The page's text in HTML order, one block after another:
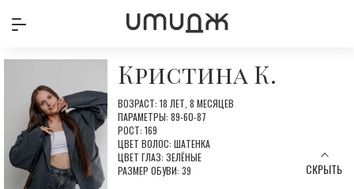
Кристина К.
ВОЗРАСТ: 18 ЛЕТ, 8 МЕСЯЦЕВ
ПАРАМЕТРЫ: 89-60-87
РОСТ: 169
ЦВЕТ ВОЛОС: ШАТЕНКА
ЦВЕТ ГЛАЗ: ЗЕЛЁНЫЕ
РАЗМЕР ОБУВИ: 39
СКРЫТЬ